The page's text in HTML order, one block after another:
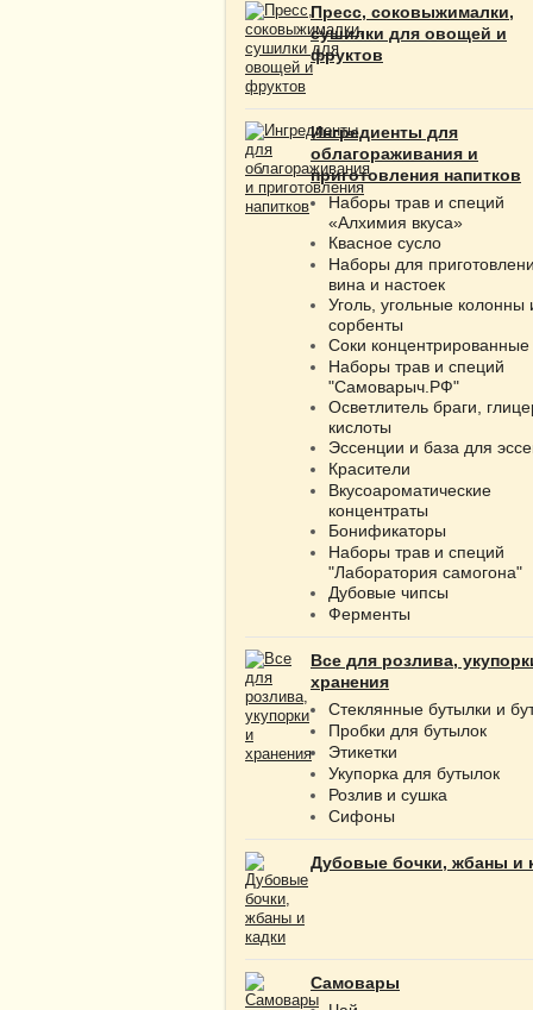
Пресс, соковыжималки,
сушилки для овощей и
фруктов
Ингредиенты для
облагораживания и
приготовления напитков
Наборы трав и специй
«Алхимия вкуса»
Квасное сусло
Наборы для
вина и настоек
Уголь, угольные колонны
сорбенты
Соки концентрированные
Наборы трав и специй
"Самоварыч.РФ"
Осветлитель браги,
кислоты
Эссенции и база для
Красители
Вкусоароматические
концентраты
Бонификаторы
Наборы трав и специй
"Лаборатория самогона"
Дубовые чипсы
Ферменты
Все для розлива,
хранения
Стеклянные бутылки и
Пробки для бутылок
Этикетки
Укупорка для бутылок
Розлив и сушка
Сифоны
Дубовые бочки, жбаны и
Самовары